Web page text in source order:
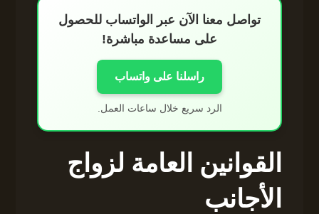
تواصل معنا الآن عبر الواتساب للحصول
على مساعدة مباشرة!
راسلنا على واتساب
الرد سريع خلال ساعات العمل.
القوانين العامة لزواج
الأجانب